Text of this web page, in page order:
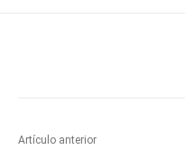
Artículo anterior